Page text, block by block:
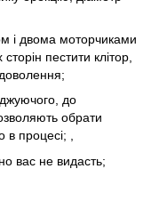
і двома моторчиками
пестити клітор,
до
обрати
в процесі; ,
вас не видасть;